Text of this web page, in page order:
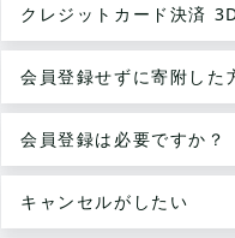
クレジットカード決済
会員登録せずに寄附した
会員登録は必要ですか？
キャンセルがしたい